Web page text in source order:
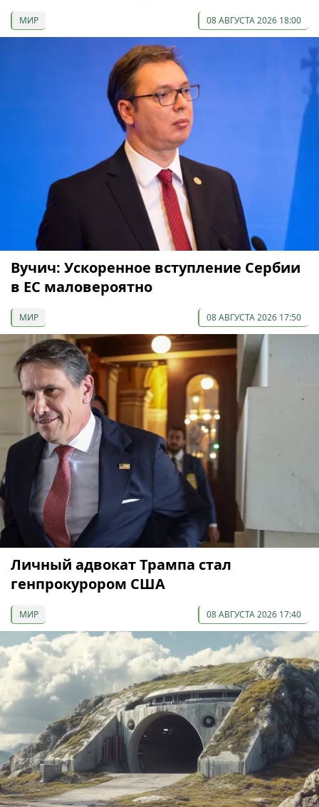
МИР 08 АВГУСТА 2026 18:00
Вучич: Ускоренное вступление Сербии
в ЕС маловероятно
МИР 08 АВГУСТА 2026 17:50
Личный адвокат Трампа стал
генпрокурором США
МИР 08 АВГУСТА 2026 17:40